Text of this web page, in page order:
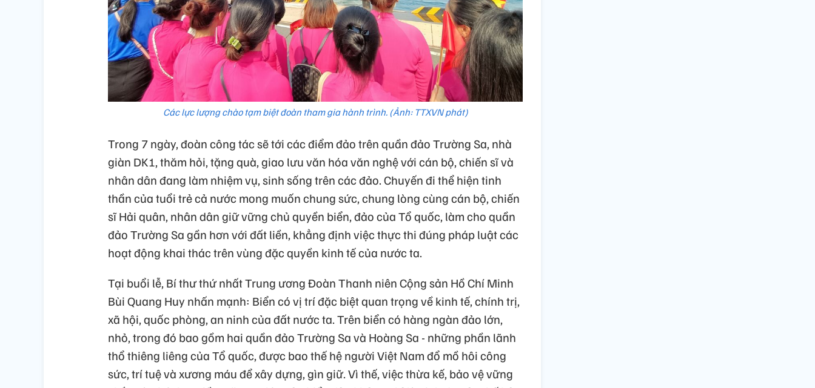
Các lực lượng chào tạm biệt đoàn tham gia hành trình. (Ảnh: TTXVN phát)
Trong 7 ngày, đoàn công tác sẽ tới các điểm đảo trên quần đảo Trường Sa, nhà
giàn DK1, thăm hỏi, tặng quà, giao lưu văn hóa văn nghệ với cán bộ, chiến sĩ và
nhân dân đang làm nhiệm vụ, sinh sống trên các đảo. Chuyến đi thể hiện tinh
thần của tuổi trẻ cả nước mong muốn chung sức, chung lòng cùng cán bộ, chiến
sĩ Hải quân, nhân dân giữ vững chủ quyền biển, đảo của Tổ quốc, làm cho quần
đảo Trường Sa gần hơn với đất liền, khẳng định việc thực thi đúng pháp luật các
hoạt động khai thác trên vùng đặc quyền kinh tế của nước ta.
Tại buổi lễ, Bí thư thứ nhất Trung ương Đoàn Thanh niên Cộng sản Hồ Chí Minh
Bùi Quang Huy nhấn mạnh: Biển có vị trí đặc biệt quan trọng về kinh tế, chính trị,
xã hội, quốc phòng, an ninh của đất nước ta. Trên biển có hàng ngàn đảo lớn,
nhỏ, trong đó bao gồm hai quần đảo Trường Sa và Hoàng Sa - những phần lãnh
thổ thiêng liêng của Tổ quốc, được bao thế hệ người Việt Nam đổ mồ hôi công
sức, trí tuệ và xương máu để xây dựng, gìn giữ. Vì thế, việc thừa kế, bảo vệ vững